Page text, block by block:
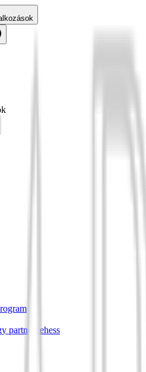
partner lehess